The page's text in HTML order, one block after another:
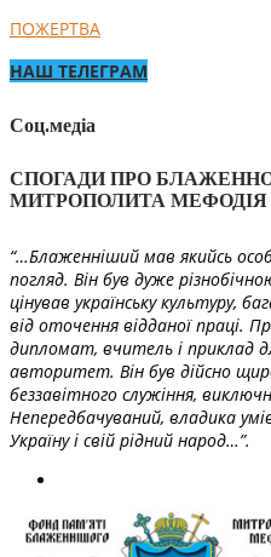
ПОЖЕРТВА
НАШ ТЕЛЕГРАМ
Соц.медіа
СПОГАДИ ПРО
МИТРОПОЛИТА МЕФОДІЯ
“…Блаженніший мав якийсь
погляд. Він був дуже
цінував українську культуру,
від оточення відданої праці.
дипломат, вчитель і приклад
авторитет. Він був дійсно
беззавітного служіння,
Непередбачуваний, владика
Україну і свій рідний народ…”.